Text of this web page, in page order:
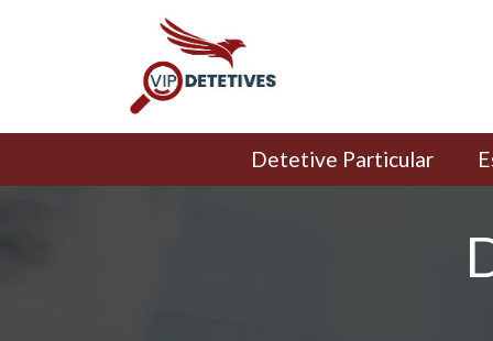
Detetive Particular